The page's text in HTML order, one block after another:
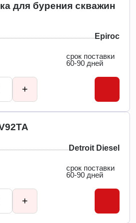
для бурения скважин
Epiroc
срок поставки
60-90 дней
+
Detroit Diesel
срок поставки
60-90 дней
+